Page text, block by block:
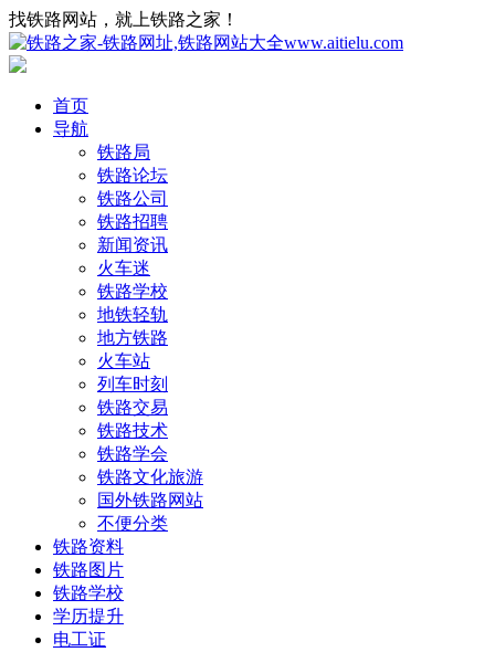
找铁路网站，就上铁路之家！
首页
导航
铁路局
铁路论坛
铁路公司
铁路招聘
新闻资讯
火车迷
铁路学校
地铁轻轨
地方铁路
火车站
列车时刻
铁路交易
铁路技术
铁路学会
铁路文化旅游
国外铁路网站
不便分类
铁路资料
铁路图片
铁路学校
学历提升
电工证